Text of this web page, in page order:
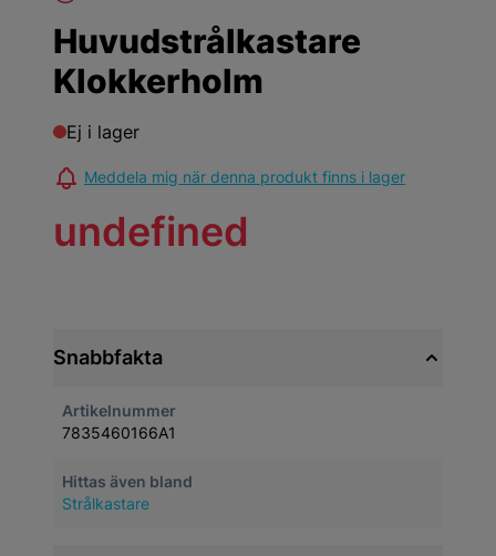
Huvudstrålkastare
Klokkerholm
Ej i lager
Meddela mig när denna produkt finns i lager
undefined
Snabbfakta
Artikelnummer
7835460166A1
Hittas även bland
Strålkastare